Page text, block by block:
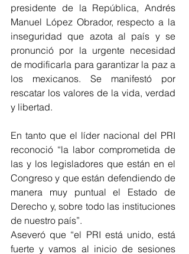
presidente de la República, Andrés
Manuel López Obrador, respecto a la
inseguridad que azota al país y se
pronunció por la urgente necesidad
de modificarla para garantizar la paz a
los mexicanos. Se manifestó por
rescatar los valores de la vida, verdad
y libertad.
En tanto que el líder nacional del PRI
reconoció “la labor comprometida de
las y los legisladores que están en el
Congreso y que están defendiendo de
manera muy puntual el Estado de
Derecho y, sobre todo las instituciones
de nuestro país”.
Aseveró que “el PRI está unido, está
fuerte y vamos al inicio de sesiones